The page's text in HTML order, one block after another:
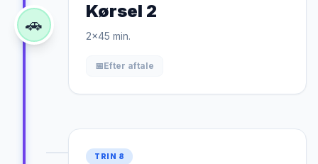
Kørsel 2
2x45 min.
📅Efter aftale
🚗
TRIN 8